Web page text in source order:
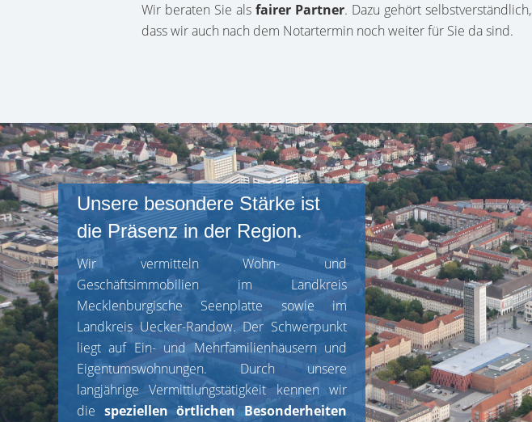
Wir beraten Sie als fairer Partner. Dazu gehört selbstverständlich,
dass wir auch nach dem Notartermin noch weiter für Sie da sind.
Unsere besondere Stärke ist
die Präsenz in der Region.
Wir vermitteln Wohn- und
Geschäftsimmobilien im Landkreis
Mecklenburgische Seenplatte sowie im
Landkreis Uecker-Randow. Der Schwerpunkt
liegt auf Ein- und Mehrfamilienhäusern und
Eigentumswohnungen. Durch unsere
langjährige Vermittlungstätigkeit kennen wir
die speziellen örtlichen Besonderheiten